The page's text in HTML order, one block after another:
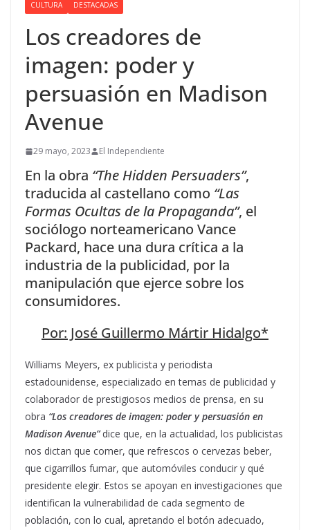
CULTURA DESTACADAS
Los creadores de
imagen: poder y
persuasión en Madison
Avenue
29 mayo, 2023 El Independiente
En la obra “The Hidden Persuaders”,
traducida al castellano como “Las
Formas Ocultas de la Propaganda”, el
sociólogo norteamericano Vance
Packard, hace una dura crítica a la
industria de la publicidad, por la
manipulación que ejerce sobre los
consumidores.
Por: José Guillermo Mártir Hidalgo*
Williams Meyers, ex publicista y periodista
estadounidense, especializado en temas de publicidad y
colaborador de prestigiosos medios de prensa, en su
obra “Los creadores de imagen: poder y persuasión en
Madison Avenue”dice que, en la actualidad, los publicistas
nos dictan que comer, que refrescos o cervezas beber,
que cigarrillos fumar, que automóviles conducir y qué
presidente elegir. Estos se apoyan en investigaciones que
identifican la vulnerabilidad de cada segmento de
población, con lo cual, apretando el botón adecuado,